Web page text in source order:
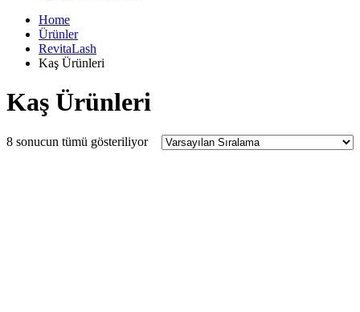
Home
Ürünler
RevitaLash
Kaş Ürünleri
Kaş Ürünleri
8 sonucun tümü gösteriliyor